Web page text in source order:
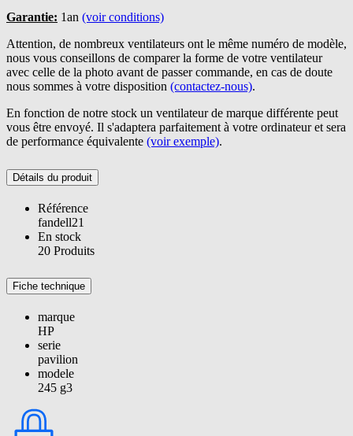
Garantie: 1an (voir conditions)
Attention, de nombreux ventilateurs ont le même numéro de modèle,
nous vous conseillons de comparer la forme de votre ventilateur
avec celle de la photo avant de passer commande, en cas de doute
nous sommes à votre disposition (contactez-nous).
En fonction de notre stock un ventilateur de marque différente peut
vous être envoyé. Il s'adaptera parfaitement à votre ordinateur et sera
de performance équivalente (voir exemple).
Détails du produit
Référence
fandell21
En stock
20 Produits
Fiche technique
marque
HP
serie
pavilion
modele
245 g3